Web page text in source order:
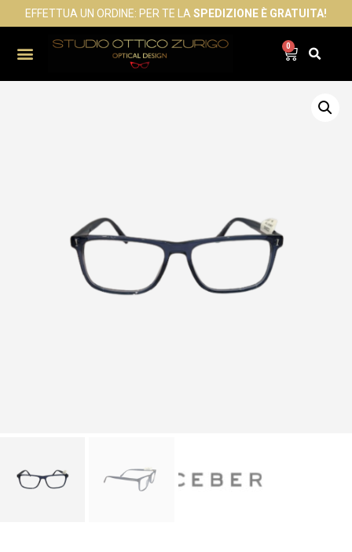
EFFETTUA UN ORDINE: PER TE LA SPEDIZIONE È GRATUITA!
0